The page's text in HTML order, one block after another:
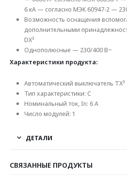
6 кА — согласно МЭК 60947-2 —
Возможность оснащения
дополнительными
DX³
Однополюсные — 230/400 В~
Характеристики продукта:
Автоматический выключатель TX³
Тип характеристики: C
Номинальный ток, In: 6 А
Число модулей: 1
ДЕТАЛИ
СВЯЗАННЫЕ ПРОДУКТЫ